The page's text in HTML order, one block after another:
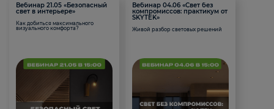
Вебинар 21.05 «Безопасный
свет в интерьере»
Как добиться максимального
визуального комфорта?
Вебинар 04.06 «Свет без
компромиссов: практикум от
SKYTEK»
Живой разбор световых решений